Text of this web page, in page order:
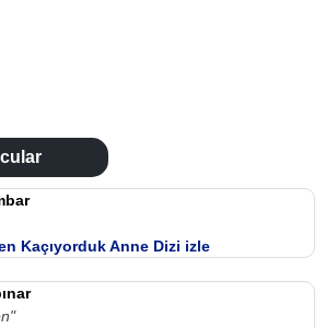
Kaçıyorduk Anne Dizi izle